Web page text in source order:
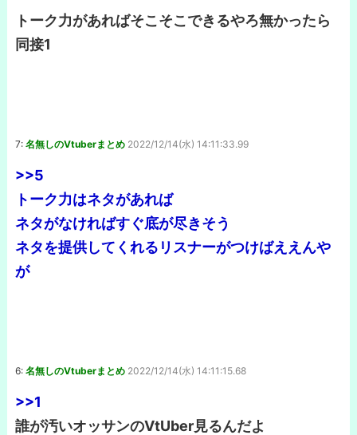
トーク力があればそこそこできるやろ無かったら
同接1
7: 名無しのVtuberまとめ 2022/12/14(水) 14:11:33.99
>>5
トーク力はネタがあれば
ネタがなければすぐ底が尽きそう
ネタを提供してくれるリスナーがつけばええんや
が
6: 名無しのVtuberまとめ 2022/12/14(水) 14:11:15.68
>>1
誰が汚いオッサンのVtUber見るんだよ